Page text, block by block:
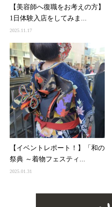
【美容師へ復職をお考えの方】
1日体験入店をしてみま...
2025.11.17
【イベントレポート！】「和の
祭典 ～着物フェスティ...
2025.01.31